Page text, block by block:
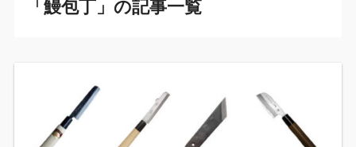
「鰻包丁」の記事一覧